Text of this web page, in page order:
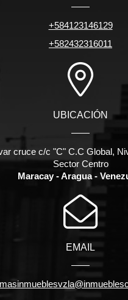
+584123146129
+582432316011
UBICACIÓN
cruce c/c "C" C.C Global,
Sector Centro
Maracay - Aragua -
EMAIL